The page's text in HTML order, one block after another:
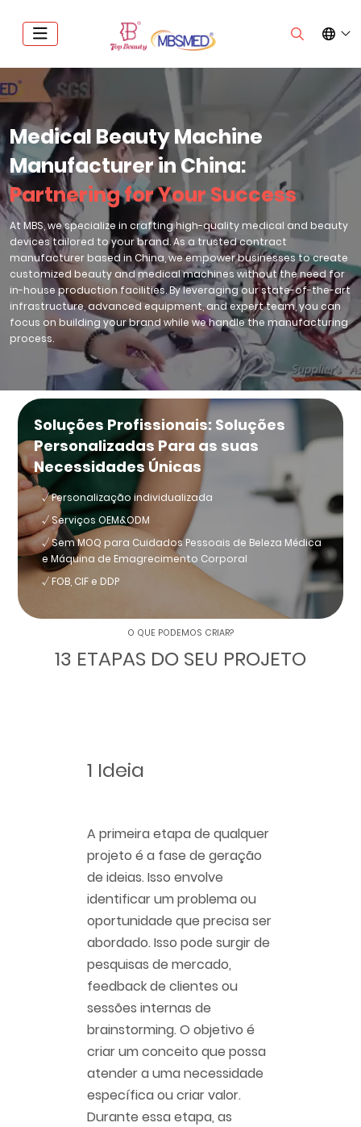
Medical Beauty Machine
Manufacturer in China:
Partnering for Your Success
At MBS, we specialize in crafting high-quality medical and beauty
devices tailored to your brand. As a trusted contract
manufacturer based in China, we empower businesses to create
customized beauty and medical machines without the need for
in-house production facilities. By leveraging our state-of-the-art
infrastructure, advanced equipment, and expert team, you can
focus on building your brand while we handle the manufacturing
process.
Soluções Profissionais: Soluções
Personalizadas Para as suas
Necessidades Únicas
√ Personalização individualizada
√ Serviços OEM&ODM
√ Sem MOQ para Cuidados Pessoais de Beleza Médica
e Máquina de Emagrecimento Corporal
√ FOB, CIF e DDP
O QUE PODEMOS CRIAR?
13 ETAPAS DO SEU PROJETO
1 Ideia
A primeira etapa de qualquer
projeto é a fase de geração
de ideias. Isso envolve
identificar um problema ou
oportunidade que precisa ser
abordado. Isso pode surgir de
pesquisas de mercado,
feedback de clientes ou
sessões internas de
brainstorming. O objetivo é
criar um conceito que possa
atender a uma necessidade
específica ou criar valor.
Durante essa etapa, as